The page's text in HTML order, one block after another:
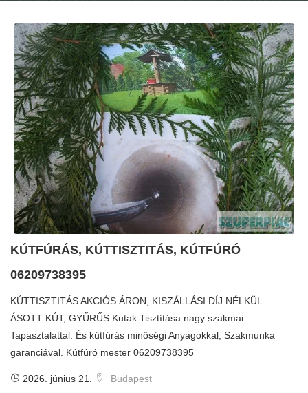
KÚTFÚRÁS, KÚTTISZTITÁS, KÚTFÚRÓ
06209738395
KÚTTISZTITÁS AKCIÓS ÁRON, KISZÁLLÁSI DÍJ NÉLKÜL.
ÁSOTT KÚT, GYŰRŰS Kutak Tisztítása nagy szakmai
Tapasztalattal. És kútfúrás minőségi Anyagokkal, Szakmunka
garanciával. Kútfúró mester 06209738395
2026. június 21.
Budapest